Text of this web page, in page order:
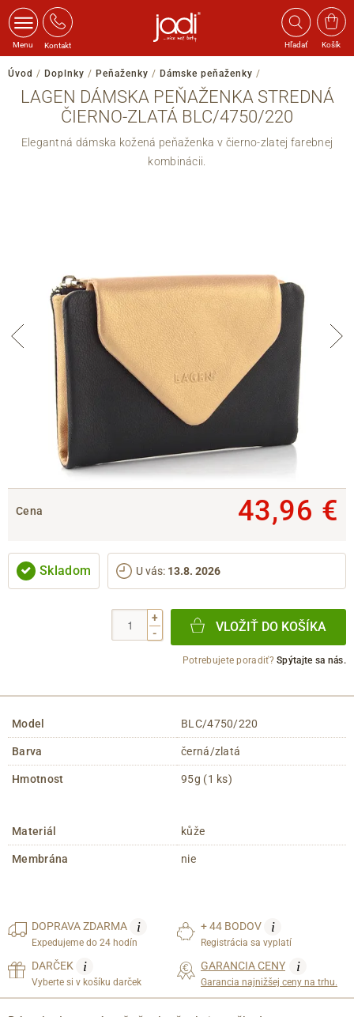
Menu Kontakt Hľadať Košík
Úvod / Doplnky / Peňaženky / Dámske peňaženky /
LAGEN DÁMSKA PEŇAŽENKA STREDNÁ
ČIERNO-ZLATÁ BLC/4750/220
Elegantná dámska kožená peňaženka v čierno-zlatej farebnej
kombinácii.
Cena 43,96 €
Skladom U vás: 13.8. 2026
+
-
VLOŽIŤ DO KOŠÍKA
Potrebujete poradiť?Spýtajte sa nás.
Model BLC/4750/220
Barva černá/zlatá
Hmotnost 95g (1 ks)
Materiál kůže
Membrána nie
DOPRAVAZDARMA i
Expedujeme do 24 hodín
+ 44 BODOV i
Registrácia sa vyplatí
DARČEK i
Vyberte si v košíku darček
GARANCIA CENY i
Garancia najnižšej ceny na trhu.